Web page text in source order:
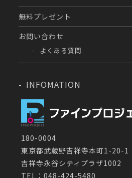
無料プレゼント
お問い合わせ
よくある質問
INFOMATION
180-0004
東京都武蔵野吉祥寺本町1-20-1
吉祥寺永谷シティプラザ1002
TEL：048-424-5480